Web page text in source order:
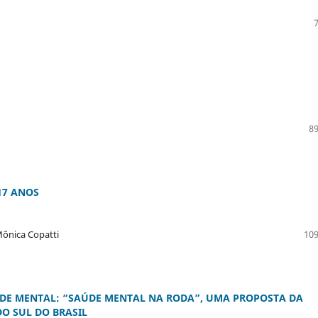
ANOS
Copatti
MENTAL: “SAÚDE MENTAL NA RODA”, UMA PROPOSTA DA
SUL DO BRASIL